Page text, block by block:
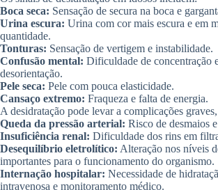
Boca seca: Sensação de secura na boca e
Urina escura: Urina com cor mais escura e em
quantidade.
Tonturas: Sensação de vertigem e instabilidade.
Confusão mental: Dificuldade de concentração
desorientação.
Pele seca: Pele com pouca elasticidade.
Cansaço extremo: Fraqueza e falta de energia.
A desidratação pode levar a complicações
Queda da pressão arterial: Risco de desmaios
Insuficiência renal: Dificuldade dos rins em
Desequilíbrio eletrolítico: Alteração nos níveis
importantes para o funcionamento do organismo.
Internação hospitalar: Necessidade de
intravenosa e monitoramento médico.